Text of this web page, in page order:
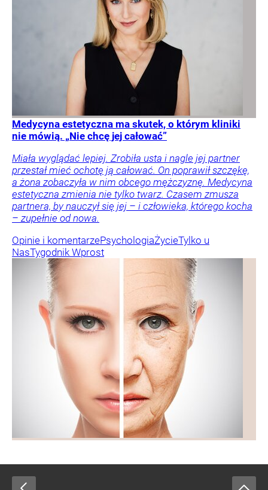
Medycyna estetyczna ma skutek, o którym kliniki
nie mówią. „Nie chcę jej całować”
Miała wyglądać lepiej. Zrobiła usta i nagle jej partner
przestał mieć ochotę ją całować. On poprawił szczękę,
a żona zobaczyła w nim obcego mężczyznę. Medycyna
estetyczna zmienia nie tylko twarz. Czasem zmusza
partnera, by nauczył się jej – i człowieka, którego kocha
– zupełnie od nowa.
Opinie i komentarzePsychologiaŻycieTylko u
NasTygodnik Wprost